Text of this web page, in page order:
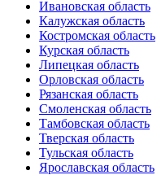
Ивановская область
Калужская область
Костромская область
Курская область
Липецкая область
Орловская область
Рязанская область
Смоленская область
Тамбовская область
Тверская область
Тульская область
Ярославская область